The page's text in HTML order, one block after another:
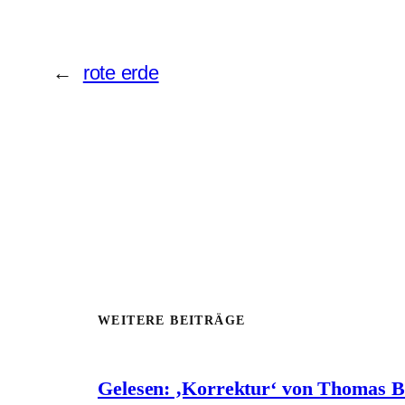
← rote erde
WEITERE BEITRÄGE
Gelesen: ‚Korrektur‘ von Thomas